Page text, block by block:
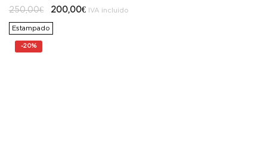
250,00€
El
original
era:
200,00€ElIVA incluido
Estampado
-20%